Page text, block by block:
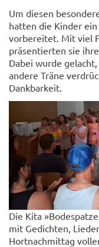
Um diesen
hatten die Kinder
vorbereitet. Mit viel
präsentierten sie
Dabei wurde
andere Träne
Dankbarkeit.
Die Kita
mit Gedichten,
Hortnachmittag